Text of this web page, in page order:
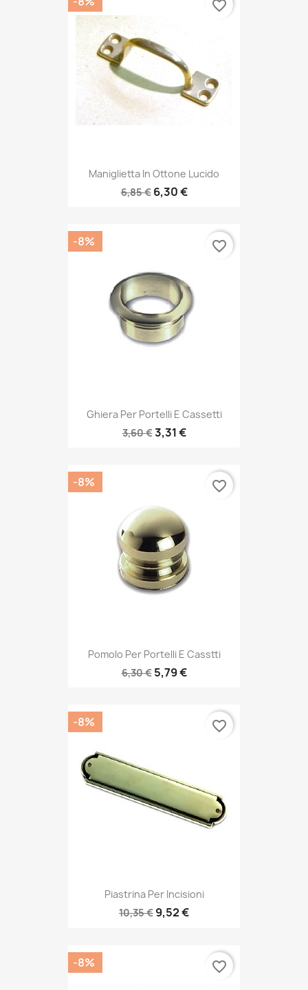
Maniglietta In Ottone Lucido
6,85 € 6,30 €
favorite_border
Ghiera Per Portelli E Cassetti
3,60 €3,31 €
-8% favorite_border
Pomolo Per Portelli E Casstti
6,30 € 5,79 €
-8% favorite_border
Piastrina Per Incisioni
10,35 € 9,52 €
-8% favorite_border
-8% favorite_border